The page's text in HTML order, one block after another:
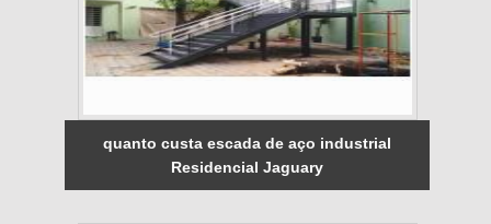
quanto custa escada de aço industrial
Residencial Jaguary